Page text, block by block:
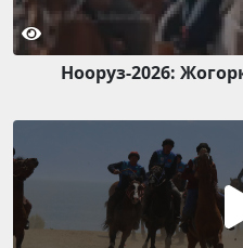
Нооруз-2026: